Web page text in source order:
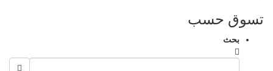
تسوق حسب
بحث